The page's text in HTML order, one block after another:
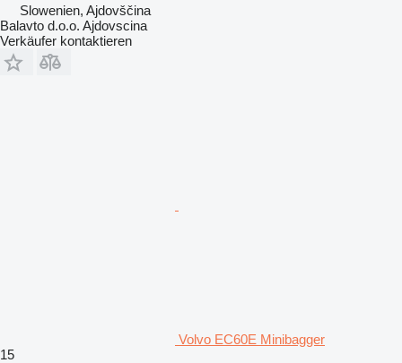
Slowenien, Ajdovščina
Balavto d.o.o. Ajdovscina
Verkäufer kontaktieren
Volvo EC60E Minibagger
15